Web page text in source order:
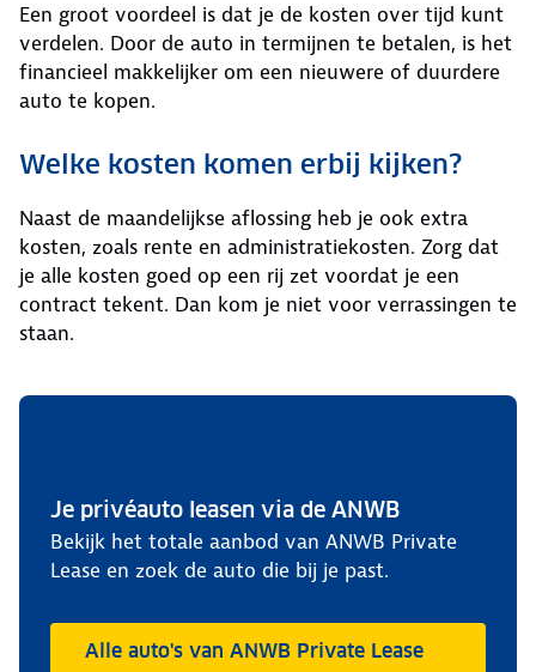
Een groot voordeel is dat je de kosten over tijd kunt
verdelen. Door de auto in termijnen te betalen, is het
financieel makkelijker om een nieuwere of duurdere
auto te kopen.
Welke kosten komen erbij kijken?
Naast de maandelijkse aflossing heb je ook extra
kosten, zoals rente en administratiekosten. Zorg dat
je alle kosten goed op een rij zet voordat je een
contract tekent. Dan kom je niet voor verrassingen te
staan.
Je privéauto leasen via de ANWB
Bekijk het totale aanbod van ANWB Private
Lease en zoek de auto die bij je past.
Alle auto's van ANWB Private Lease